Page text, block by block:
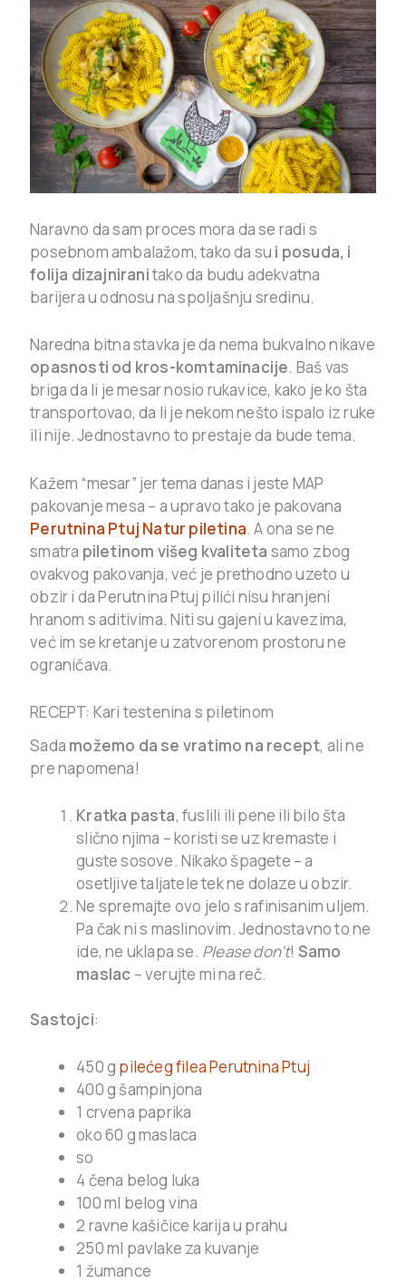
Naravno da sam proces mora da se radi s
posebnom ambalažom, tako da su i posuda, i
folija dizajniranitako da budu adekvatna
barijera u odnosu na spoljašnju sredinu.
Naredna bitna stavka je da nema bukvalno nikave
opasnosti od kros-komtaminacije. Baš vas
briga da li je mesar nosio rukavice, kako je ko šta
transportovao, da li je nekom nešto ispalo iz ruke
ili nije. Jednostavno to prestaje da bude tema.
Kažem “mesar” jer tema danas i jeste MAP
pakovanje mesa – a upravo tako je pakovana
Perutnina Ptuj Natur piletina. A ona se ne
smatra piletinom višeg kvaliteta samo zbog
ovakvog pakovanja, već je prethodno uzeto u
obzir i da Perutnina Ptuj pilići nisu hranjeni
hranom s aditivima. Niti su gajeni u kavezima,
već im se kretanje u zatvorenom prostoru ne
ograničava.
RECEPT: Kari testenina s piletinom
Sada možemo da se vratimo na recept, ali ne
pre napomena!
Kratka pasta, fuslili ili pene ili bilo šta
slično njima – koristi se uz kremaste i
guste sosove. Nikako špagete – a
osetljive taljatele tek ne dolaze u obzir.
Ne spremajte ovo jelo s rafinisanim uljem.
Pa čak ni s maslinovim. Jednostavno to ne
ide, ne uklapa se. Please don’t! Samo
maslac – verujte mi na reč.
Sastojci:
450 g pilećeg filea Perutnina Ptuj
400 g šampinjona
1 crvena paprika
oko 60 g maslaca
so
4 čena belog luka
100 ml belog vina
2 ravne kašičice karija u prahu
250 ml pavlake za kuvanje
1 žumance